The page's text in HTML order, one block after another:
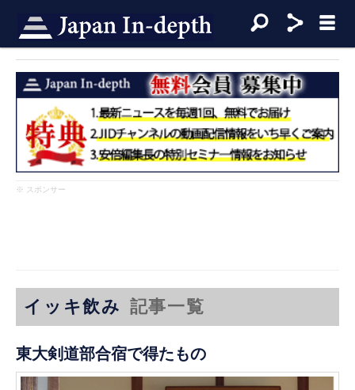
※ スポンサー
イッキ飲み 記事一覧
東大剣道部合宿で得たもの